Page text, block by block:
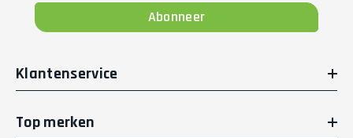
Abonneer
Klantenservice
Top merken